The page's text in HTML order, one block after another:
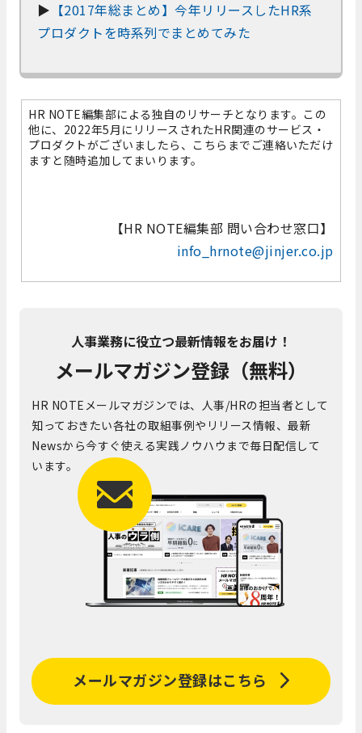
▶ 【2017年総まとめ】今年リリースしたHR系
プロダクトを時系列でまとめてみた
HR NOTE編集部による独自のリサーチとなります。この
他に、2022年5月にリリースされたHR関連のサービス・
プロダクトがございましたら、こちらまでご連絡いただけ
ますと随時追加してまいります。
【HR NOTE編集部 問い合わせ窓口】
info_hrnote@jinjer.co.jp
人事業務に役立つ最新情報をお届け！
メールマガジン登録（無料）
HR NOTEメールマガジンでは、人事/HRの担当者として
知っておきたい各社の取組事例やリリース情報、最新
Newsから今すぐ使える実践ノウハウまで毎日配信して
います。
メールマガジン登録はこちら